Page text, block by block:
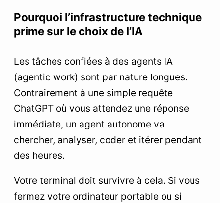
Pourquoi l’infrastructure technique
prime sur le choix de l’IA
Les tâches confiées à des agents IA
(agentic work) sont par nature longues.
Contrairement à une simple requête
ChatGPT où vous attendez une réponse
immédiate, un agent autonome va
chercher, analyser, coder et itérer pendant
des heures.
Votre terminal doit survivre à cela. Si vous
fermez votre ordinateur portable ou si